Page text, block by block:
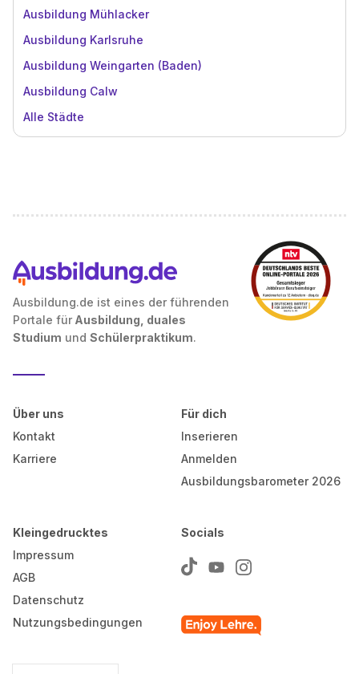
Ausbildung Mühlacker
Ausbildung Karlsruhe
Ausbildung Weingarten (Baden)
Ausbildung Calw
Alle Städte
Ausbildung.de ist eines der führenden
Portale für Ausbildung, duales
Studium und Schülerpraktikum.
Über uns
Kontakt
Karriere
Für dich
Inserieren
Anmelden
Ausbildungsbarometer 2026
Kleingedrucktes
Impressum
AGB
Datenschutz
Nutzungsbedingungen
Socials